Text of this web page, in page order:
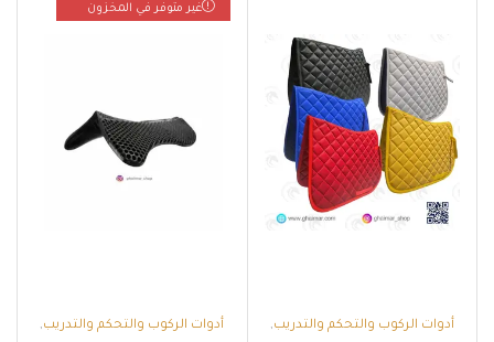
أدوات الركوب والتحكم والتدريب,
غير متوفر في المخزون
أدوات الركوب والتحكم والتدريب,